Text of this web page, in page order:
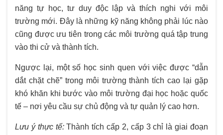
năng tự học, tư duy độc lập và thích nghi với môi
trường mới. Đây là những kỹ năng không phải lúc nào
cũng được ưu tiên trong các môi trường quá tập trung
vào thi cử và thành tích.
Ngược lại, một số học sinh quen với việc được “dẫn
dắt chặt chẽ” trong môi trường thành tích cao lại gặp
khó khăn khi bước vào môi trường đại học hoặc quốc
tế – nơi yêu cầu sự chủ động và tự quản lý cao hơn.
Lưu ý thực tế:Thành tích cấp 2, cấp 3 chỉ là giai đoạn